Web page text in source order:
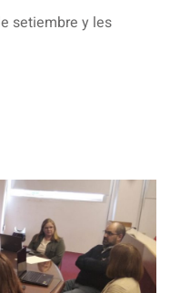
setiembre y les